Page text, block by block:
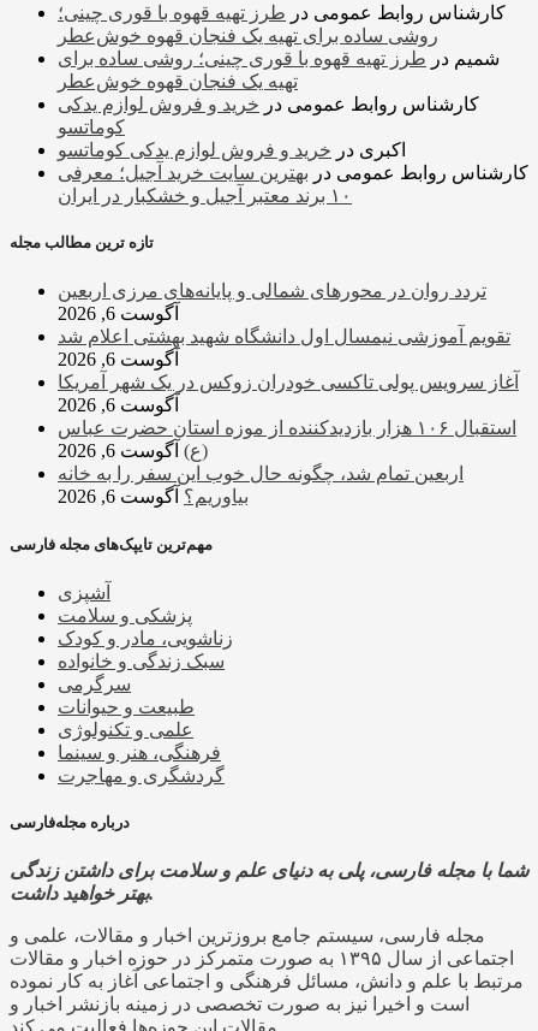
کارشناس روابط عمومی در طرز تهیه قهوه با قوری چینی؛
روشی ساده برای تهیه یک فنجان قهوه خوش‌عطر
شمیم در طرز تهیه قهوه با قوری چینی؛ روشی ساده برای
تهیه یک فنجان قهوه خوش‌عطر
کارشناس روابط عمومی در خرید و فروش لوازم یدکی
کوماتسو
اکبری در خرید و فروش لوازم یدکی کوماتسو
کارشناس روابط عمومی در بهترین سایت خرید آجیل؛ معرفی
۱۰ برند معتبر آجیل و خشکبار در ایران
تازه ترین مطالب مجله
تردد روان در محورهای شمالی و پایانه‌های مرزی اربعین
آگوست 6, 2026
تقویم آموزشی نیمسال اول دانشگاه شهید بهشتی اعلام شد
آگوست 6, 2026
آغاز سرویس پولی تاکسی خودران زوکس در یک شهر آمریکا
آگوست 6, 2026
استقبال ۱۰۶ هزار بازدیدکننده از موزه استان حضرت عباس
(ع) آگوست 6, 2026
اربعین تمام شد، چگونه حال خوب این سفر را به خانه
بیاوریم؟ آگوست 6, 2026
مهم‌ترین تایپک‌های مجله فارسی
آشپزی
پزشکی و سلامت
زناشویی، مادر و کودک
سبک زندگی و خانواده
سرگرمی
طبیعت و حیوانات
علمی و تکنولوژی
فرهنگی، هنر و سینما
گردشگری و مهاجرت
درباره مجله‌فارسی
شما با مجله فارسی، پلی به دنیای علم و سلامت برای داشتن زندگی
بهتر خواهید داشت.
مجله فارسی، سیستم جامع بروزترین اخبار و مقالات، علمی و
اجتماعی از سال ۱۳۹۵ به صورت متمرکز در حوزه اخبار و مقالات
مرتبط با علم و دانش، مسائل فرهنگی و اجتماعی آغاز به کار نموده
است و اخیرا نیز به صورت تخصصی در زمینه بازنشر اخبار و